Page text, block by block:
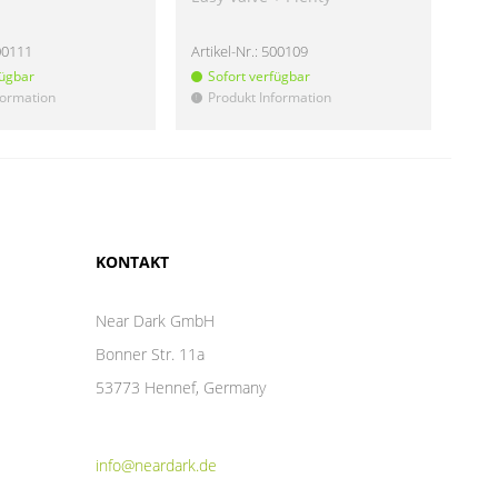
Artikel-Nr.: 500109
Sofort verfügbar
! Produkt Information
KONTAKT
Near Dark GmbH
Bonner Str. 11a
53773 Hennef, Germany
info@neardark.de